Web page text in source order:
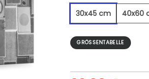
30x45 cm
40x60
GRÖSSENTABELLE